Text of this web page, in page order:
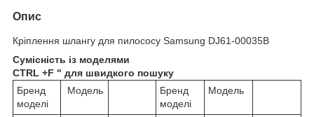
Опис
Кріплення шлангу для пилососу Samsung DJ61-00035B
Сумісність із моделями
CTRL +F " для швидкого пошуку
Бренд
моделі
Модель
Бренд
моделі
Модель